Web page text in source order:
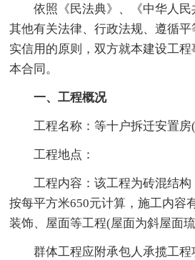
依照《民法典》、《中华人
其他有关法律、行政法规、遵循
实信用的原则，双方就本建设工
本合同。
一、工程概况
工程名称：等十户拆迁安置房
工程地点：
工程内容：该工程为砖混结
按每平方米650元计算，施工内容
装饰、屋面等工程(屋面为斜屋面琉
群体工程应附承包人承揽工